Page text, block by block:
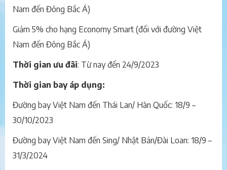
Nam đến Đông Bắc Á)
Giảm 5% cho hạng Economy Smart (đối với đường Việt
Nam đến Đông Bắc Á)
Thời gian ưu đãi: Từ nay đến 24/9/2023
Thời gian bay áp dụng:
Đường bay Việt Nam đến Thái Lan/ Hàn Quốc: 18/9 –
30/10/2023
Đường bay Việt Nam đến Sing/ Nhật Bản/Đài Loan: 18/9 –
31/3/2024